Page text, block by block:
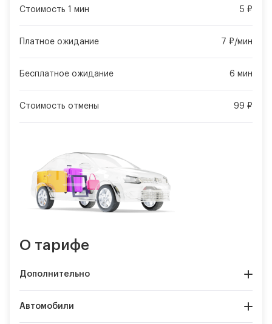
Стоимость 1 мин 5 ₽
Платное ожидание 7 ₽/мин
Бесплатное ожидание 6 мин
Стоимость отмены 99 ₽
О тарифе
Дополнительно
Автомобили